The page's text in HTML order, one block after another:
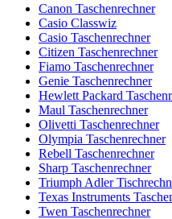
Canon Taschenrechner
Casio Classwiz
Casio Taschenrechner
Citizen Taschenrechner
Fiamo Taschenrechner
Genie Taschenrechner
Hewlett Packard
Maul Taschenrechner
Olivetti Taschenrechner
Olympia Taschenrechner
Rebell Taschenrechner
Sharp Taschenrechner
Triumph Adler
Texas Instruments
Twen Taschenrechner